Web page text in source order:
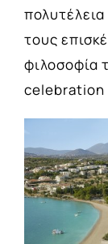
τους
φιλοσοφία
celebration